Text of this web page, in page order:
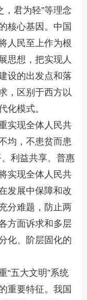
，君为轻”等理念
核心基因。中国
人民至上作为根
思想，把实现人
设的出发点和落
，区别于西方以
化模式。
现全体人民共
均，不患贫而患
利益共享、普惠
实现全体人民共
发展中保障和改
分难题，防止两
方面诉求和多层
化、阶层固化的
五大文明”系统
重要特征。我国